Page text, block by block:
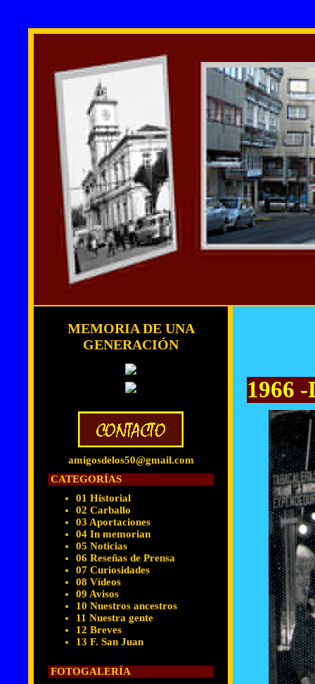
MEMORIA DE UNA
GENERACIÓN
amigosdelos50@gmail.com
CATEGORÍAS
01 Historial
02 Carballo
03 Aportaciones
04 In memorian
05 Noticias
06 Reseñas de Prensa
07 Curiosidades
08 Vídeos
09 Avisos
10 Nuestros ancestros
11 Nuestra gente
12 Breves
13 F. San Juan
FOTOGALERÍA
1966